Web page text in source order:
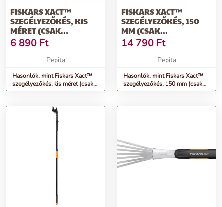
FISKARS XACT™
SZEGÉLYEZŐKÉS, KIS
MÉRET (CSAK
RENDELÉSRE)
6 890 Ft
Pepita
Hasonlók, mint Fiskars Xact™
szegélyezőkés, kis méret (csak
rendelésre)
FISKARS XACT™
SZEGÉLYEZŐKÉS, 150
MM (CSAK
RENDELÉSRE)
14 790 Ft
Pepita
Hasonlók, mint Fiskars Xact™
szegélyezőkés, 150 mm (csak
rendelésre)